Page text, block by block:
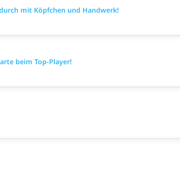
mit Köpfchen und Handwerk!
beim Top-Player!